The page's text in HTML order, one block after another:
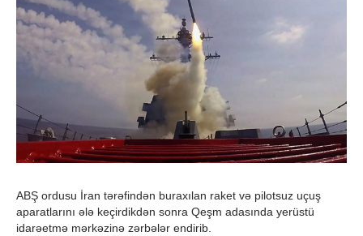
ABŞ ordusu İran tərəfindən buraxılan raket və pilotsuz uçuş
aparatlarını ələ keçirdikdən sonra Qeşm adasında yerüstü
idarəetmə mərkəzinə zərbələr endirib.